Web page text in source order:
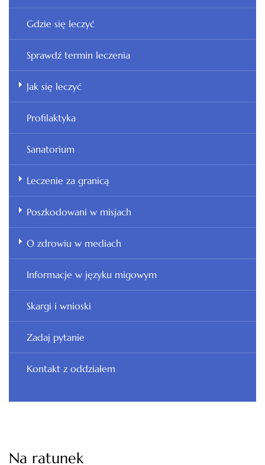
Gdzie się leczyć
Sprawdź termin leczenia
Jak się leczyć
Profilaktyka
Sanatorium
Leczenie za granicą
Poszkodowani w misjach
O zdrowiu w mediach
Informacje w języku migowym
Skargi i wnioski
Zadaj pytanie
Kontakt z oddziałem
Na ratunek